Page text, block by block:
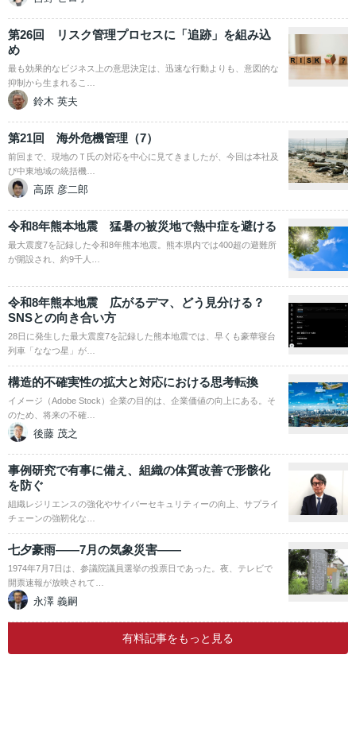
第26回 リスク管理プロセスに「追跡」を組み込
め
最も効果的なビジネス上の意思決定は、迅速な行動よりも、意図的な
抑制から生まれるこ…
鈴木 英夫
第21回 海外危機管理（7）
前回まで、現地のＴ氏の対応を中心に見てきましたが、今回は本社及
び中東地域の統括機…
高原 彦二郎
令和8年熊本地震 猛暑の被災地で熱中症を避ける
最大震度7を記録した令和8年熊本地震。熊本県内では400超の避難所
が開設され、約9千人…
令和8年熊本地震 広がるデマ、どう見分ける？
SNSとの向き合い方
28日に発生した最大震度7を記録した熊本地震では、早くも豪華寝台
列車「ななつ星」が…
構造的不確実性の拡大と対応における思考転換
イメージ（Adobe Stock）企業の目的は、企業価値の向上にある。そ
のため、将来の不確…
後藤 茂之
事例研究で有事に備え、組織の体質改善で形骸化
を防ぐ
組織レジリエンスの強化やサイバーセキュリティーの向上、サプライ
チェーンの強靭化な…
七夕豪雨――7月の気象災害――
1974年7月7日は、参議院議員選挙の投票日であった。夜、テレビで
開票速報が放映されて…
永澤 義嗣
有料記事をもっと見る